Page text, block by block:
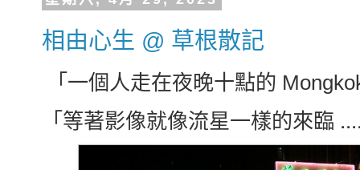
相由心生 @ 草根散記
「一個人走在夜晚十點的
「等著影像就像流星一樣的來臨